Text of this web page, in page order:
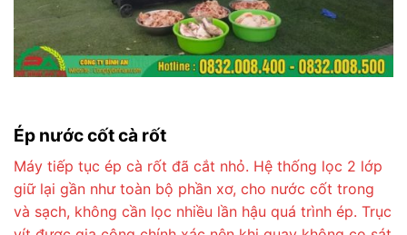
Ép nước cốt cà rốt
Máy tiếp tục ép cà rốt đã cắt nhỏ. Hệ thống lọc 2 lớp
giữ lại gần như toàn bộ phần xơ, cho nước cốt trong
và sạch, không cần lọc nhiều lần hậu quá trình ép. Trục